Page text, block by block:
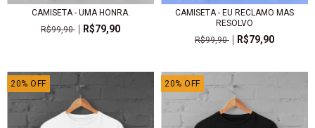
CAMISETA - UMA HONRA.
R$99,90
R$79,90
CAMISETA - EU RECLAMO MAS
RESOLVO
R$99,90
R$79,90
20% OFF 20% OFF